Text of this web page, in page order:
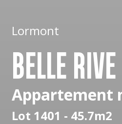
Lormont
BELLE RIVE
Appartement
Lot 1401 - 45.7m2